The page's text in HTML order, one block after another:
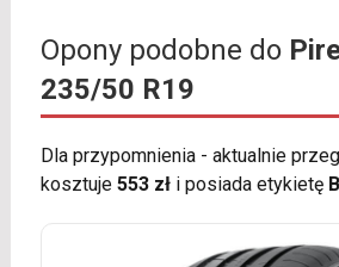
Opony podobne do
235/50 R19
Dla przypomnienia - aktualnie
kosztuje 553 złi posiada etykietę